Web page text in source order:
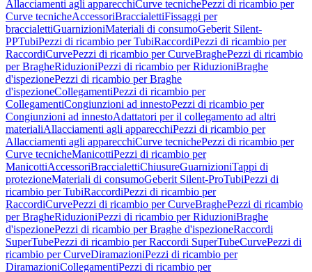
Allacciamenti agli apparecchiCurve tecnichePezzi di ricambio per
Curve tecnicheAccessoriBraccialettiFissaggi per
braccialettiGuarnizioniMateriali di consumoGeberit Silent-
PPTubiPezzi di ricambio per TubiRaccordiPezzi di ricambio per
RaccordiCurvePezzi di ricambio per CurveBraghePezzi di ricambio
per BragheRiduzioniPezzi di ricambio per RiduzioniBraghe
d'ispezionePezzi di ricambio per Braghe
d'ispezioneCollegamentiPezzi di ricambio per
CollegamentiCongiunzioni ad innestoPezzi di ricambio per
Congiunzioni ad innestoAdattatori per il collegamento ad altri
materialiAllacciamenti agli apparecchiPezzi di ricambio per
Allacciamenti agli apparecchiCurve tecnichePezzi di ricambio per
Curve tecnicheManicottiPezzi di ricambio per
ManicottiAccessoriBraccialettiChiusureGuarnizioniTappi di
protezioneMateriali di consumoGeberit Silent-ProTubiPezzi di
ricambio per TubiRaccordiPezzi di ricambio per
RaccordiCurvePezzi di ricambio per CurveBraghePezzi di ricambio
per BragheRiduzioniPezzi di ricambio per RiduzioniBraghe
d'ispezionePezzi di ricambio per Braghe d'ispezioneRaccordi
SuperTubePezzi di ricambio per Raccordi SuperTubeCurvePezzi di
ricambio per CurveDiramazioniPezzi di ricambio per
DiramazioniCollegamentiPezzi di ricambio per